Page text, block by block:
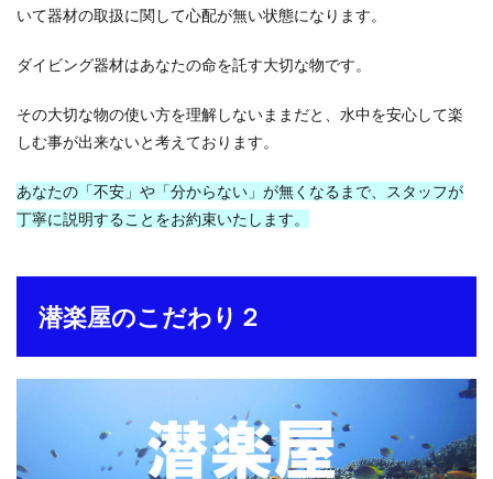
いて器材の取扱に関して心配が無い状態になります。
ダイビング器材はあなたの命を託す大切な物です。
その大切な物の使い方を理解しないままだと、水中を安心して楽
しむ事が出来ないと考えております。
あなたの「不安」や「分からない」が無くなるまで、スタッフが
丁寧に説明することをお約束いたします。
潜楽屋のこだわり２